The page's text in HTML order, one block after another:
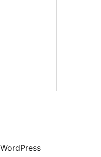
WordPress